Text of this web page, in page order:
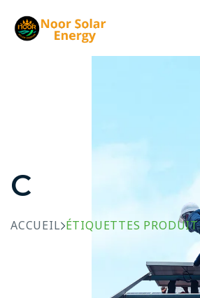
C
ACCUEIL ÉTIQUETTES PRODUIT